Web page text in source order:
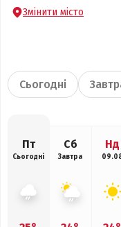
Змінити місто
Сьогодні
Пт
Сьогодні
Сб
Завтра
Нд